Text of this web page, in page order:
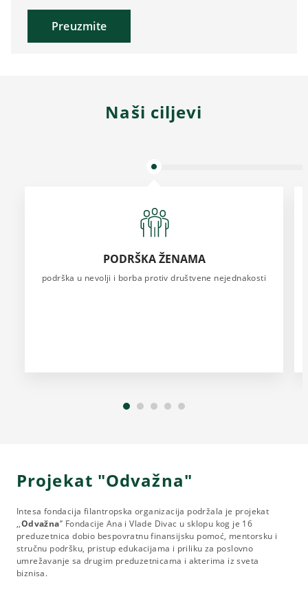
Preuzmite
Naši ciljevi
PODRŠKA ŽENAMA
podrška u nevolji i borba protiv društvene nejednakosti
Projekat "Odvažna"
Intesa fondacija filantropska organizacija podržala je projekat
,,Odvažna’’ Fondacije Ana i Vlade Divac u sklopu kog je 16
preduzetnica dobio bespovratnu finansijsku pomoć, mentorsku i
stručnu podršku, pristup edukacijama i priliku za poslovno
umrežavanje sa drugim preduzetnicama i akterima iz sveta
biznisa.